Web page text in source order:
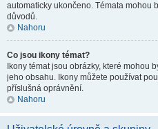
automaticky ukončeno. Témata mohou
důvodů.
Nahoru
Co jsou ikony témat?
Ikony témat jsou obrázky, které mohou
jeho obsahu. Ikony můžete používat
příslušná oprávnění.
Nahoru